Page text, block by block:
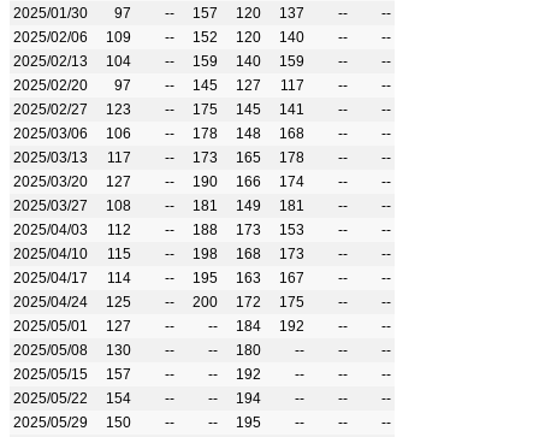
2025/01/30
97 -- 157 120 137 --
--
2025/02/06
109 -- 152 120 140 --
--
2025/02/13
104 -- 159 140 159 --
--
2025/02/20
97 -- 145 127 117 --
--
2025/02/27
123 -- 175 145 141 --
--
2025/03/06
106 -- 178 148 168 --
--
2025/03/13
117 -- 173 165 178 --
--
2025/03/20
127 -- 190 166 174 --
--
2025/03/27
108 -- 181 149 181 --
--
2025/04/03
112 -- 188 173 153 --
--
2025/04/10
115 -- 198 168 173 --
--
2025/04/17
114 -- 195 163 167 --
--
2025/04/24
125 -- 200 172 175 --
--
2025/05/01
127 -- -- 184 192 --
--
2025/05/08
130 -- -- 180 -- --
--
2025/05/15
157 -- -- 192 -- --
--
2025/05/22
154 -- -- 194 -- --
--
2025/05/29
150 -- -- 195 -- --
--